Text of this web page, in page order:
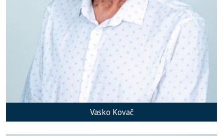
Vasko Kovač